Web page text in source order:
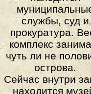
службы, суд и
прокуратура.
комплекс
чуть ли не
острова.
Сейчас внутри
находится